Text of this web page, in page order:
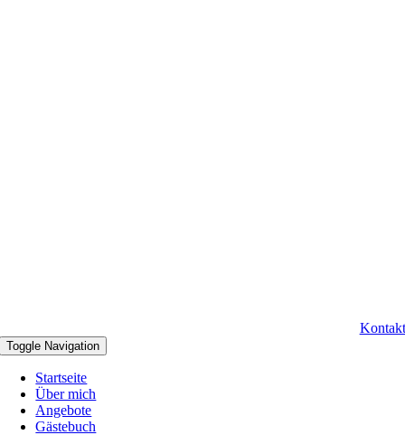
Kontakt
Toggle Navigation
Startseite
Über mich
Angebote
Gästebuch